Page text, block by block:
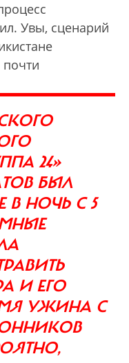
Увы, сценарий
почти
24»
БЫЛ
В НОЧЬ С 5
И ЕГО
УЖИНА С